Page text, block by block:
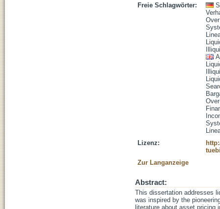
Freie Schlagwörter:
Lizenz:
Zur Langanzeige
Abstract:
This dissertation addresses
was inspired by the
literature about asset